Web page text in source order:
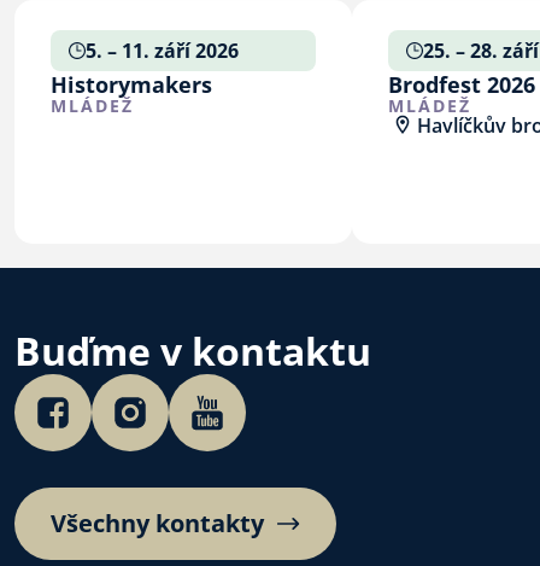
5. – 11. září 2026
Historymakers
MLÁDEŽ
25. – 28.
Brodfest 2026
MLÁDEŽ
Havlíčkův
Buďme v kontaktu
Všechny kontakty